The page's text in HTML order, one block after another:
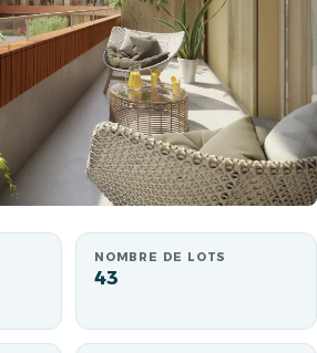
NOMBRE DE LOTS
43